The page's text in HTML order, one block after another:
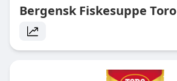
Bergensk Fiskesuppe Toro